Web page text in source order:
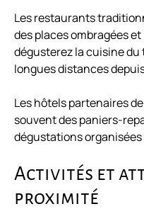
Les restaurants
des places ombragées
dégusterez la cuisine
longues distances
Les hôtels partenaires
souvent des paniers-
dégustations organisées
Activités et
proximité